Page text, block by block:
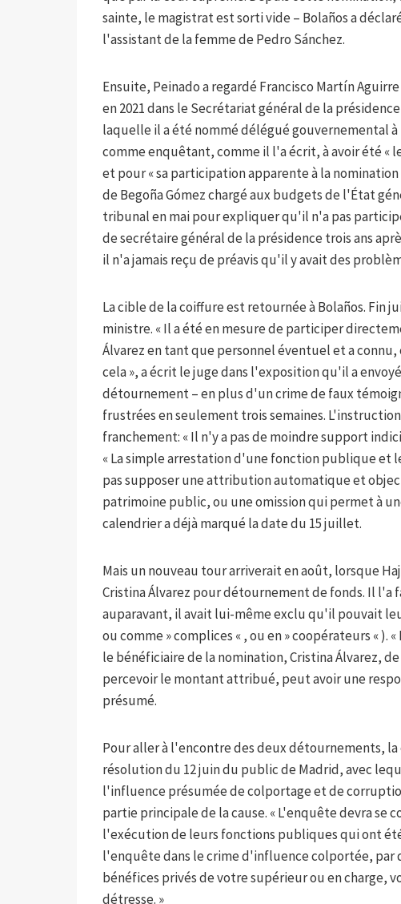
sainte, le magistrat est sorti vide – Bolaños a
l'assistant de la femme de Pedro Sánchez.
Ensuite, Peinado a regardé Francisco Martín
en 2021 dans le Secrétariat général de la
laquelle il a été nommé délégué gouvernemental
comme enquêtant, comme il l'a écrit, à avoir été «
et pour « sa participation apparente à la
de Begoña Gómez chargé aux budgets de l'État
tribunal en mai pour expliquer qu'il n'a pas
de secrétaire général de la présidence trois ans
il n'a jamais reçu de préavis qu'il y avait des
La cible de la coiffure est retournée à Bolaños. Fin
ministre. « Il a été en mesure de participer
Álvarez en tant que personnel éventuel et a
cela », a écrit le juge dans l'exposition qu'il a
détournement – en plus d'un crime de faux
frustrées en seulement trois semaines.
franchement: « Il n'y a pas de moindre support
« La simple arrestation d'une fonction publique et
pas supposer une attribution automatique et
patrimoine public, ou une omission qui permet à
calendrier a déjà marqué la date du 15 juillet.
Mais un nouveau tour arriverait en août, lorsque
Cristina Álvarez pour détournement de fonds. Il
auparavant, il avait lui-même exclu qu'il pouvait
ou comme » complices « , ou en » coopérateurs «
le bénéficiaire de la nomination, Cristina Álvarez,
percevoir le montant attribué, peut avoir une
présumé.
Pour aller à l'encontre des deux détournements,
résolution du 12 juin du public de Madrid, avec
l'influence présumée de colportage et de
partie principale de la cause. « L'enquête devra se
l'exécution de leurs fonctions publiques qui ont
l'enquête dans le crime d'influence colportée, par
bénéfices privés de votre supérieur ou en charge,
détresse. »